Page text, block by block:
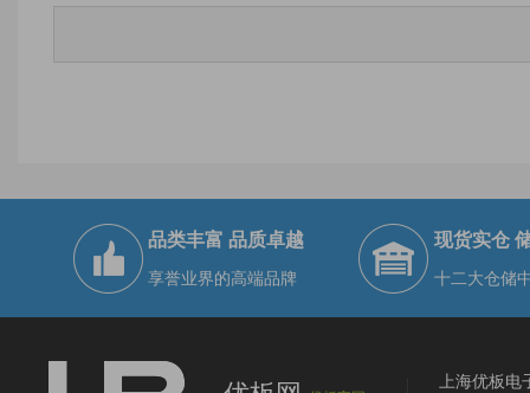
品类丰富 品质卓越
享誉业界的高端品牌
现货实仓
十二大仓储
上海优板电